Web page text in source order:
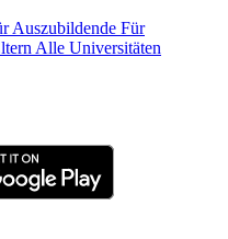
Auszubildende Für
Alle Universitäten